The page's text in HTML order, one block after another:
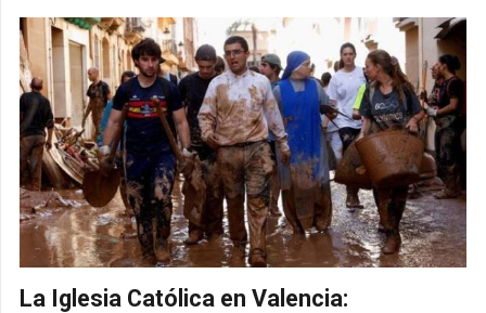
La Iglesia Católica en Valencia: